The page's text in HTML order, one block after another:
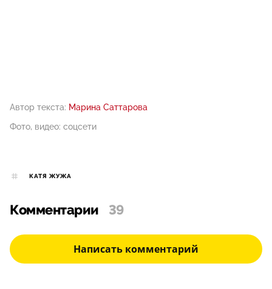
Автор текста: Марина Саттарова
Фото, видео: соцсети
КАТЯ ЖУЖА
Комментарии 39
Написать комментарий